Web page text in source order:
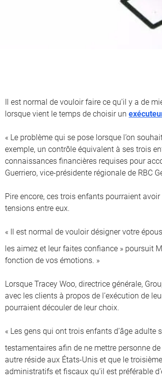
Il est normal de vouloir faire ce qu’il y a de
lorsque vient le temps de choisir un
« Le problème qui se pose lorsque l’on
exemple, un contrôle équivalent à ses trois
connaissances financières requises pour
Guerriero, vice-présidente régionale de RBC
Pire encore, ces trois enfants pourraient
tensions entre eux.
« Il est normal de vouloir désigner votre
les aimez et leur faites confiance » poursuit M
fonction de vos émotions. »
Lorsque Tracey Woo, directrice générale,
avec les clients à propos de l’exécution de
pourraient découler de leur choix.
« Les gens qui ont trois enfants d’âge
testamentaires afin de ne mettre personne
autre réside aux États-Unis et que le
administratifs et fiscaux qu’il est préférable